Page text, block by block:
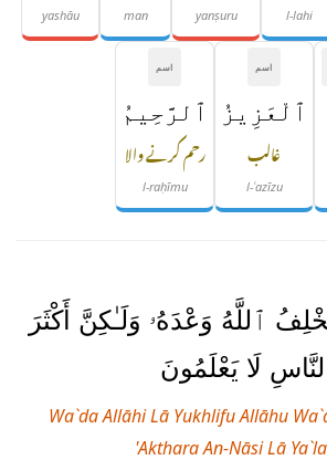
l-lahi
yanṣuru
man
yashāu
اسم
ٱلْعَزِيزُ
غالب
l-ʿazīzu
اسم
ٱلرَّحِيمُ
رحم کرنے والا
l-raḥīmu
ٱللَّهُ وَعْدَهُۥ وَلَـٰكِنَّ أَكْثَرَ
لَا يَعْلَمُونَ
Wa`da Allāhi Lā Yukhlifu Allāhu
'Akthara An-Nāsi Lā